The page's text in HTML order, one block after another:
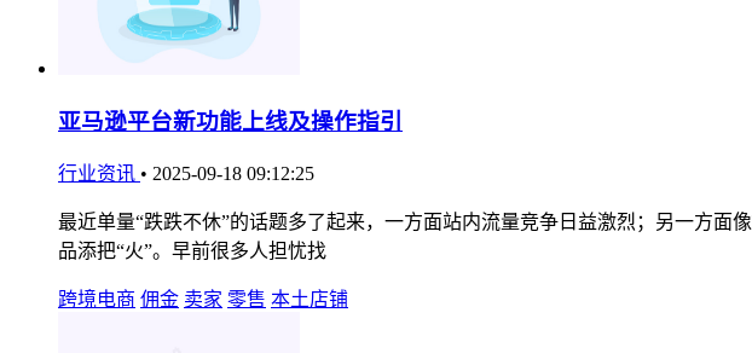
亚马逊平台新功能上线及操作指引​
行业资讯 • 2025-09-18 09:12:25
最近单量“跌跌不休”的话题多了起来，一方面站内流量竞争日益激烈；另一方面
品添把“火”。早前很多人担忧找
跨境电商 佣金 卖家 零售 本土店铺